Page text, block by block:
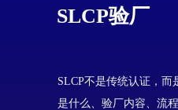
SLCP不是传统认证，
是什么、验厂内容、流
SLCP验厂